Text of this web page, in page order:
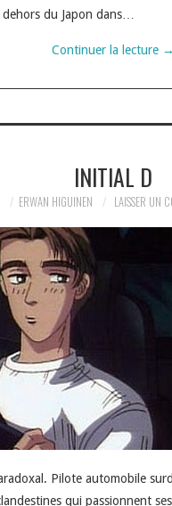
du Japon dans…
Continuer la lecture →
INITIAL D
ERWAN HIGUINEN LAISSER UN
Pilote automobile
qui passionnent